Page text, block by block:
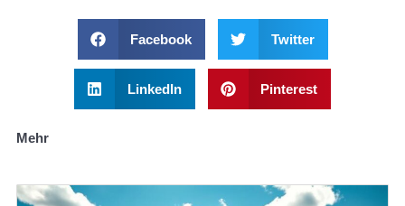
Facebook Twitter
LinkedIn Pinterest
Mehr